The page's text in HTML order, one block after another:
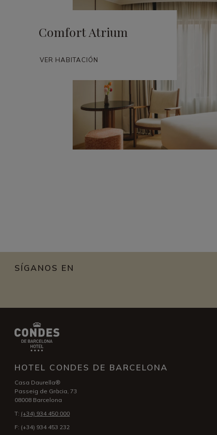
Comfort Atrium
VER HABITACIÓN
SÍGANOS EN
HOTEL CONDES DE BARCELONA
Casa Daurella®
Passeig de Gràcia, 73
08008 Barcelona
T: (+34) 934 450 000
F: (+34) 934 453 232